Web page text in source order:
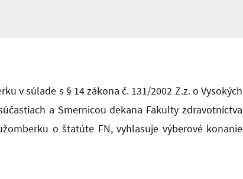
v súlade s § 14 zákona č. 131/2002 Z.z. o Vysokých
a Smernicou dekana Fakulty zdravotníctva
o štatúte FN, vyhlasuje výberové konanie